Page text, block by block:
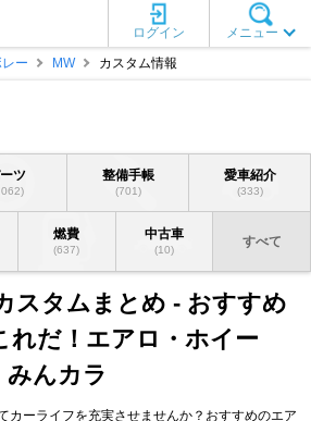
メニュー
ログイン
ー MW カスタム情報
ツ 整備手帳
(701)
愛車紹介
(333)
燃費
(637)
中古車
(10)
すべて
スタムまとめ - おすすめ
れだ！エアロ・ホイー
んカラ
カーライフを充実させませんか？おすすめのエア